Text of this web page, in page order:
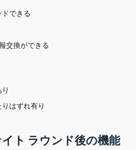
できる
交換ができる
はずれ有り
ト ラウンド後の機能